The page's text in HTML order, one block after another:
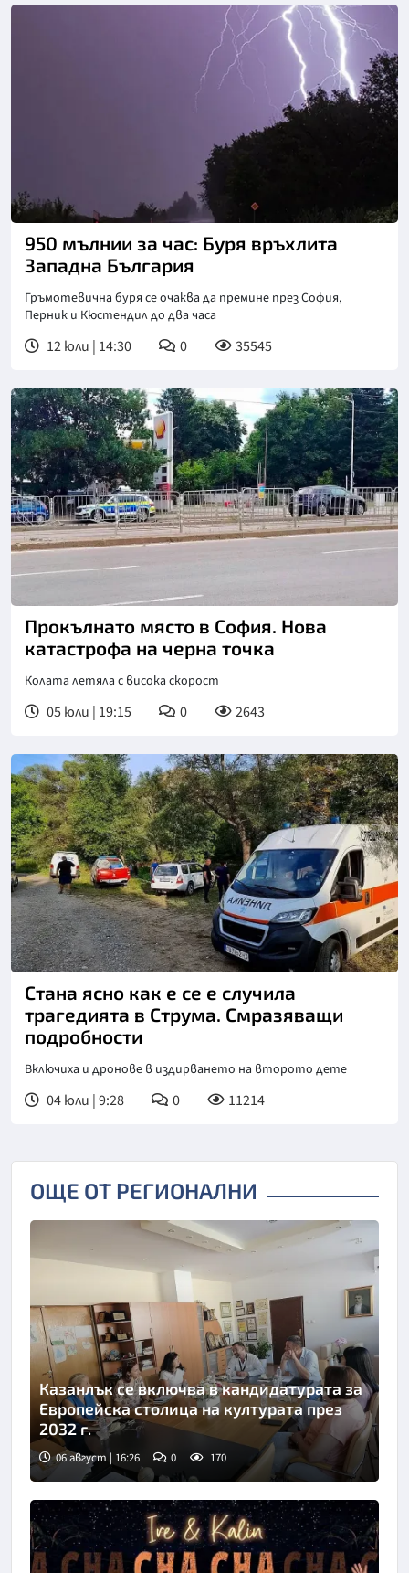
950 мълнии за час: Буря връхлита
Западна България
Гръмотевична буря се очаква да премине през София,
Перник и Кюстендил до два часа
12 юли | 14:30 0 35545
Прокълнато място в София. Нова
катастрофа на черна точка
Колата летяла с висока скорост
05 юли | 19:15 0 2643
Стана ясно как е се е случила
трагедията в Струма. Смразяващи
подробности
Включиха и дронове в издирването на второто дете
04 юли | 9:28 0 11214
ОЩЕ ОТ РЕГИОНАЛНИ
Казанлък се включва в кандидатурата за
Европейска столица на културата през
2032 г.
06 август | 16:26 0 170